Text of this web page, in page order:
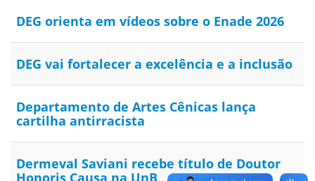
DEG orienta em vídeos sobre o Enade 2026
DEG vai fortalecer a excelência e a inclusão
Departamento de Artes Cênicas lança
cartilha antirracista
Dermeval Saviani recebe título de Doutor
Honoris Causa na UnB